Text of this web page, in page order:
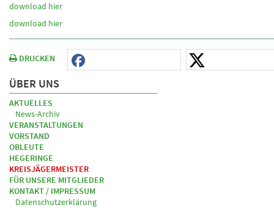
download hier
download hier
DRUCKEN
ÜBER UNS
AKTUELLES
News-Archiv
VERANSTALTUNGEN
VORSTAND
OBLEUTE
HEGERINGE
KREISJÄGERMEISTER
FÜR UNSERE MITGLIEDER
KONTAKT / IMPRESSUM
Datenschutzerklärung